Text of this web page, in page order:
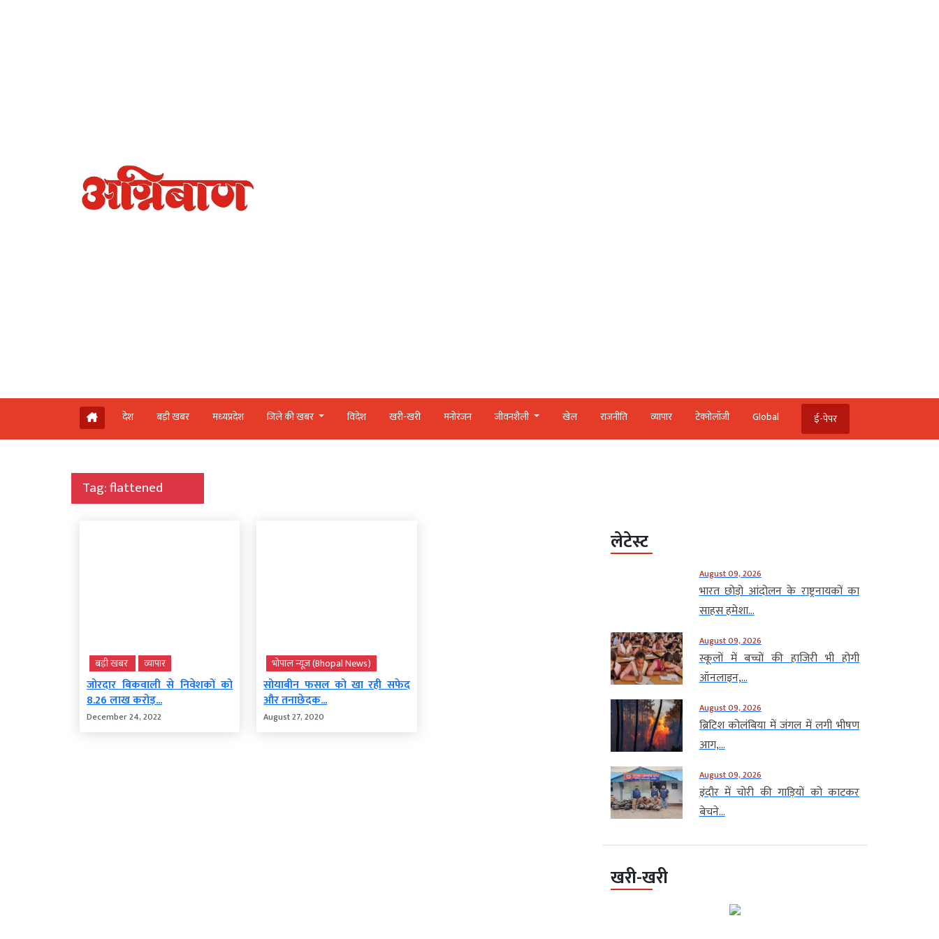
देश बड़ी खबर मध्‍यप्रदेश जिले की खबर विदेश खरी-खरी मनोरंजन जीवनशैली खेल राजनीति व्‍यापार टेक्‍नोलॉजी Global ई-पेपर
Tag:flattened
बड़ी खबर व्‍यापार
जोरदार बिकवाली से निवेशकों को
8.26 लाख करोड़...
December 24, 2022
भोपाल न्यूज़ (Bhopal News)
सोयाबीन फसल को खा रही सफेद
और तनाछेदक...
August 27, 2020
लेटेस्ट
August 09, 2026
भारत छोड़ो आंदोलन के राष्ट्रनायकों का
साहस हमेशा...
August 09, 2026
स्कूलों में बच्चों की हाजिरी भी होगी
ऑनलाइन,...
August 09, 2026
ब्रिटिश कोलंबिया में जंगल में लगी भीषण
आग,...
August 09, 2026
इंदौर में चोरी की गाड़ियों को काटकर
बेचने...
खरी-खरी